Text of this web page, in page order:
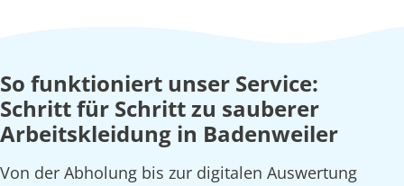
So funktioniert unser Service:
Schritt für Schritt zu sauberer
Arbeitskleidung in Badenweiler
Von der Abholung bis zur digitalen Auswertung